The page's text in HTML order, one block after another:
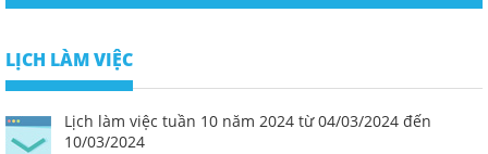
LỊCH LÀM VIỆC
Lịch làm việc tuần 10 năm 2024 từ 04/03/2024 đến
10/03/2024